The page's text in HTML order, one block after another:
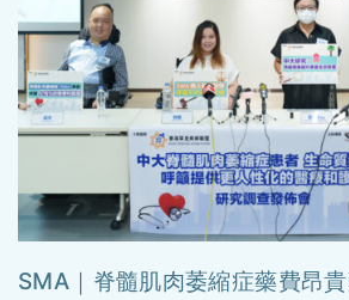
SMA｜脊髓肌肉萎縮症藥費昂